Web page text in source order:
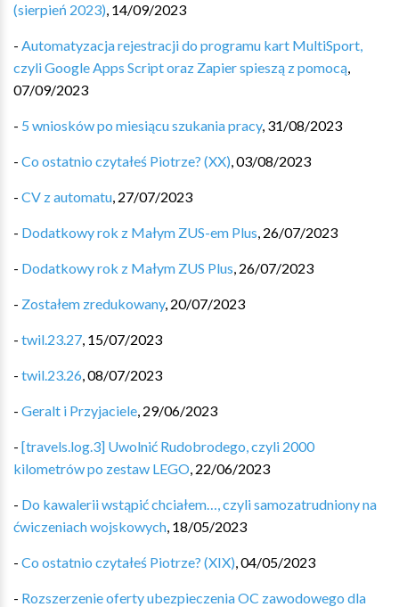
(sierpień 2023), 14/09/2023
- Automatyzacja rejestracji do programu kart MultiSport,
czyli Google Apps Script oraz Zapier spieszą z pomocą,
07/09/2023
- 5 wniosków po miesiącu szukania pracy, 31/08/2023
- Co ostatnio czytałeś Piotrze? (XX),03/08/2023
- CV z automatu, 27/07/2023
- Dodatkowy rok z Małym ZUS-em Plus, 26/07/2023
- Dodatkowy rok z Małym ZUS Plus, 26/07/2023
- Zostałem zredukowany, 20/07/2023
- twil.23.27, 15/07/2023
- twil.23.26,08/07/2023
- Geralt i Przyjaciele, 29/06/2023
- [travels.log.3] Uwolnić Rudobrodego, czyli 2000
kilometrów po zestaw LEGO, 22/06/2023
- Do kawalerii wstąpić chciałem…, czyli samozatrudniony na
ćwiczeniach wojskowych, 18/05/2023
- Co ostatnio czytałeś Piotrze? (XIX),04/05/2023
- Rozszerzenie oferty ubezpieczenia OC zawodowego dla